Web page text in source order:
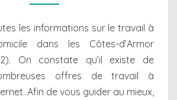
les informations sur le travail à
dans les Côtes-d’Armor
On constate qu’il existe de
offres de travail à
Afin de vous guider au mieux,